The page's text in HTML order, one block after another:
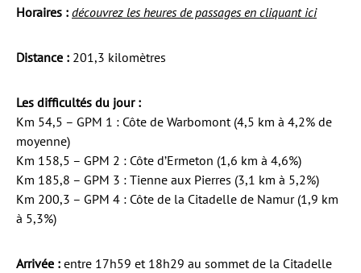
Horaires : découvrez les heures de passages en cliquant ici
Distance : 201,3 kilomètres
Les difficultés du jour :
Km 54,5 – GPM 1 : Côte de Warbomont (4,5 km à 4,2% de
moyenne)
Km 158,5 – GPM 2 : Côte d’Ermeton (1,6 km à 4,6%)
Km 185,8 – GPM 3 : Tienne aux Pierres (3,1 km à 5,2%)
Km 200,3 – GPM 4 : Côte de la Citadelle de Namur (1,9 km
à 5,3%)
Arrivée : entre 17h59 et 18h29 au sommet de la Citadelle